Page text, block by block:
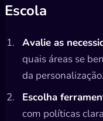
Escola
Avalie as
quais áreas se
da personalização.
Escolha
com políticas